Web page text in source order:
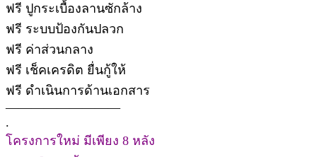
ฟรี ปูกระเบื้องลานซักล้าง
ฟรี ระบบป้องกันปลวก
ฟรี ค่าส่วนกลาง
ฟรี เช็คเครดิต ยื่นกู้ให้
ฟรี ดำเนินการด้านเอกสาร
—————————
.
โครงการใหม่ มีเพียง 8 หลัง